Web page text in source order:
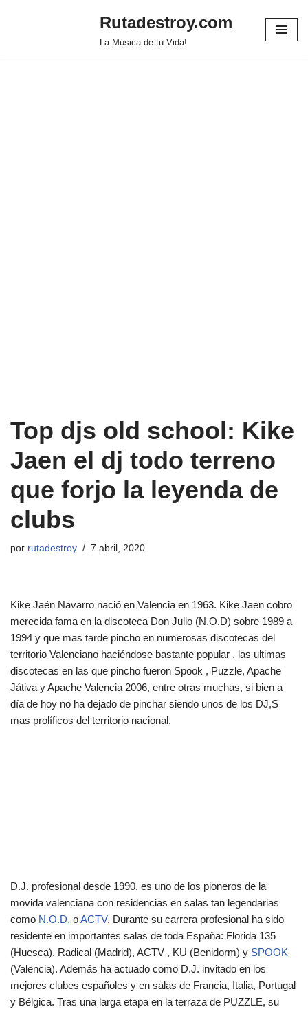
Rutadestroy.com
La Música de tu Vida!
Top djs old school: Kike
Jaen el dj todo terreno
que forjo la leyenda de
clubs
por rutadestroy 7 abril, 2020
Kike Jaén Navarro nació en Valencia en 1963. Kike Jaen cobro
merecida fama en la discoteca Don Julio (N.O.D) sobre 1989 a
1994 y que mas tarde pincho en numerosas discotecas del
territorio Valenciano haciéndose bastante popular , las ultimas
discotecas en las que pincho fueron Spook , Puzzle, Apache
Játiva y Apache Valencia 2006, entre otras muchas, si bien a
día de hoy no ha dejado de pinchar siendo unos de los DJ,S
mas prolíficos del territorio nacional.
D.J. profesional desde 1990, es uno de los pioneros de la
movida valenciana con residencias en salas tan legendarias
como N.O.D. oACTV. Durante su carrera profesional ha sido
residente en importantes salas de toda España: Florida 135
(Huesca), Radical (Madrid), ACTV , KU (Benidorm) y SPOOK
(Valencia). Además ha actuado como D.J. invitado en los
mejores clubes españoles y en salas de Francia, Italia, Portugal
y Bélgica. Tras una larga etapa en la terraza de PUZZLE, su